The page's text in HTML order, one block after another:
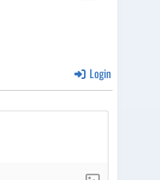
Login